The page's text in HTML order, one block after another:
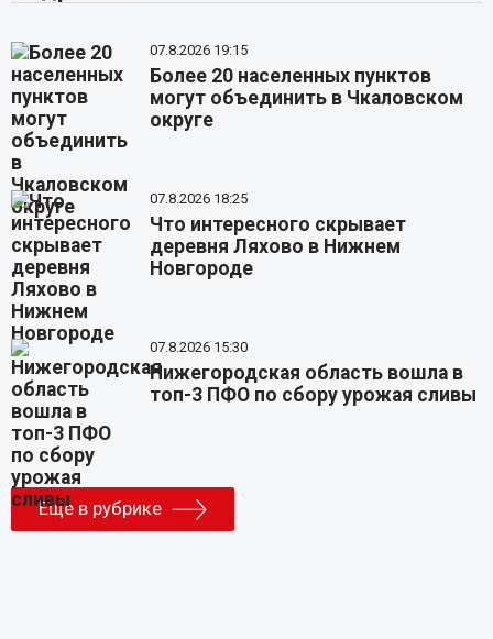
07.8.2026 19:15
Более 20 населенных пунктов
могут объединить в Чкаловском
округе
07.8.2026 18:25
Что интересного скрывает
деревня Ляхово в Нижнем
Новгороде
07.8.2026 15:30
Нижегородская область вошла в
топ-3 ПФО по сбору урожая сливы
Еще в рубрике